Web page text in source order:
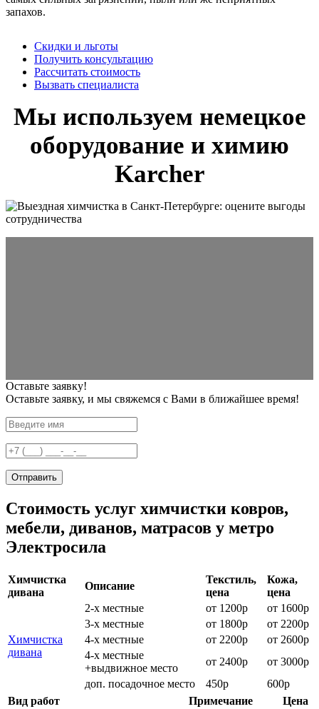
запахов.
Скидки и льготы
Получить консультацию
Рассчитать стоимость
Вызвать специалиста
Мы используем немецкое
оборудование и химию
Karcher
Оставьте заявку!
Оставьте заявку, и мы свяжемся с Вами в ближайшее время!
Отправить
Стоимость услуг химчистки ковров,
мебели, диванов, матрасов у метро
Электросила
Химчистка
дивана
Описание
Текстиль,
цена
Кожа,
цена
Химчистка
дивана
2-х местные от 1200р
от 1600р
3-х местные
от 1800р
от 2200р
4-х местные
от 2200р
от 2600р
4-х местные
+выдвижное место
от 2400р
от 3000р
доп. посадочное место
450р
600р
Вид работ
Примечание
Цена